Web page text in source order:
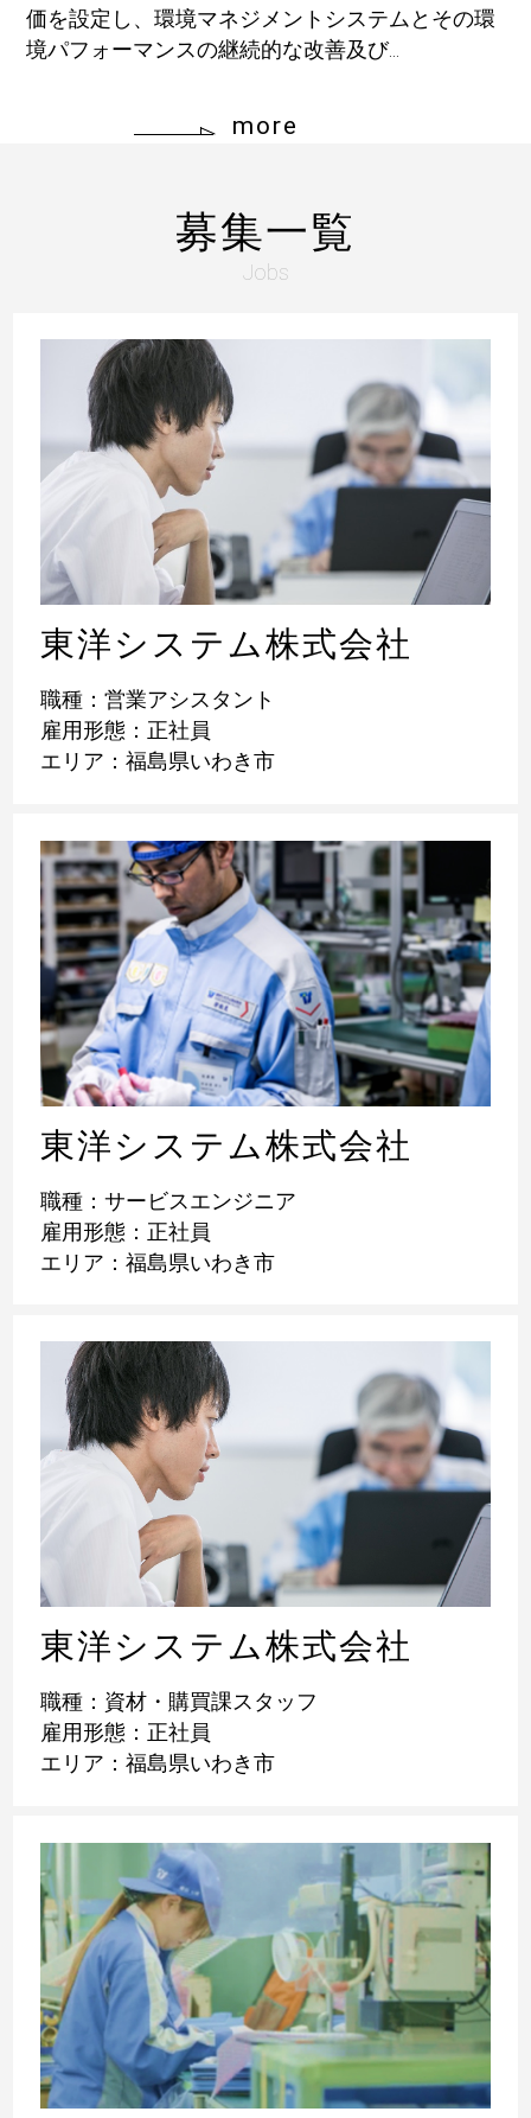
価を設定し、環境マネジメントシステムとその環
境パフォーマンスの継続的な改善及び...
more
募集一覧
Jobs
東洋システム株式会社
職種：営業アシスタント
雇用形態：正社員
エリア：福島県いわき市
東洋システム株式会社
職種：サービスエンジニア
雇用形態：正社員
エリア：福島県いわき市
東洋システム株式会社
職種：資材・購買課スタッフ
雇用形態：正社員
エリア：福島県いわき市